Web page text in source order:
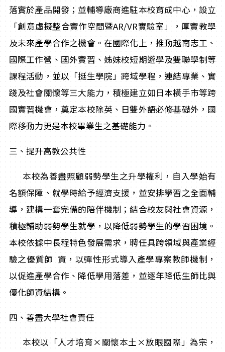
落實於產品開發；並輔導廠商進駐本校育成中心，設立
「創意虛擬整合實作空間暨AR/VR實驗室」，厚實教學
及未來產學合作之機會。在國際化上，推動越南志工、
國際工作營、國外實習、姊妹校短期遊學及雙聯學制等
課程活動，並以「挺生學院」跨域學程，連結專業、實
踐及社會關懷等三大能力，積極建立如日本橫手市等跨
國實習機會，奠定本校除英、日雙外語必修基礎外，國
際移動力更是本校畢業生之基礎能力。
三、提升高教公共性
本校為善盡照顧弱勢學生之升學權利，自入學始有
名額保障、就學時給予經濟支援，並安排學習之全面輔
導，建構一套完備的陪伴機制；結合校友與社會資源，
積極輔助弱勢學生就學，以降低弱勢學生的學習困境。
本校依據中長程特色發展需求，聘任具跨領域與產業經
驗之優質師 資，以彈性形式導入產學專案教師機制，
以促進產學合作、降低學用落差，並逐年降低生師比與
優化師資結構。
四、善盡大學社會責任
本校以「人才培育×關懷本土×放眼國際」為宗，